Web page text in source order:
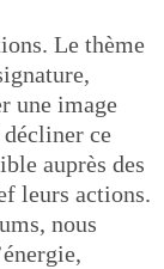
Le thème
une image
ce
auprès des
leurs actions.
nous